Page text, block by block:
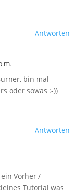
Antworten
bin mal
oder sowas :-))
Antworten
Vorher /
Tutorial was